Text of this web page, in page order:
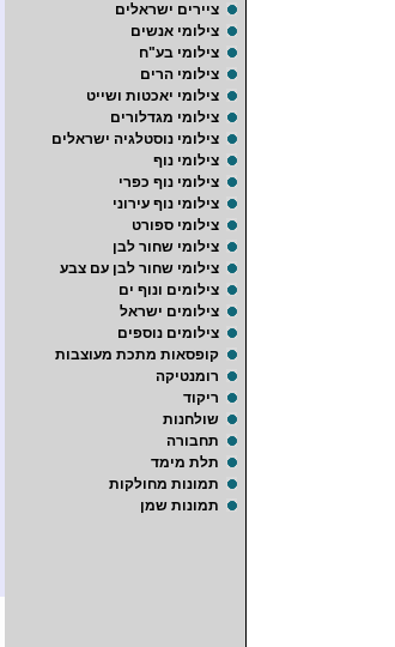
ציירים ישראלים
צילומי אנשים
צילומי בע"ח
צילומי הרים
צילומי יאכטות ושייט
צילומי מגדלורים
צילומי נוסטלגיה ישראלים
צילומי נוף
צילומי נוף כפרי
צילומי נוף עירוני
צילומי ספורט
צילומי שחור לבן
צילומי שחור לבן עם צבע
צילומים ונוף ים
צילומים ישראל
צילומים נוספים
קופסאות מתכת מעוצבות
רומנטיקה
ריקוד
שולחנות
תחבורה
תלת מימד
תמונות מחולקות
תמונות שמן